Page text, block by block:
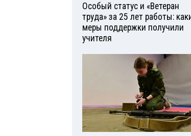
Особый статус и «Ветеран
труда» за 25 лет работы:
меры поддержки получили
учителя